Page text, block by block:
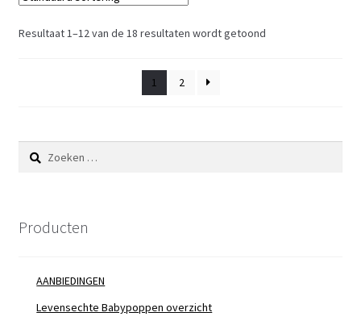
Resultaat 1–12 van de 18 resultaten wordt getoond
1 2
Zoeken
naar:
Producten
AANBIEDINGEN
Levensechte Babypoppen overzicht